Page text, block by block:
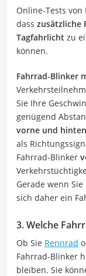
Online-Tests
dass zusätzliche
Tagfahrlicht zu
können.
Fahrrad-Blinker
Sie Ihre
genügend
vorne und
als
Fahrrad-Blinker
Gerade wenn
sich daher ein
3. Welche
Ob Sie Rennrad
Fahrrad-Blinker
bleiben. Sie